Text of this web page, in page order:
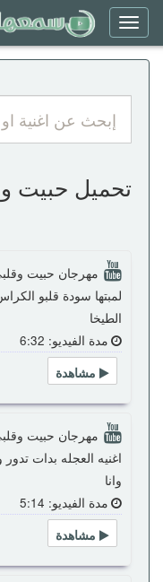
Toggle
navigation
مهرجان حبيت
لمبتها سودة قلبو
الطيخا
مدة الفيديو: 6:32
مشاهدة
مهرجان حبيت
اغنيه العجله بدات
وانا
مدة الفيديو: 5:14
مشاهدة